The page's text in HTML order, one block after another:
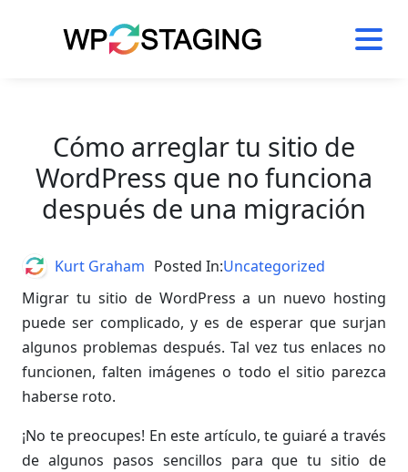
Cómo arreglar tu sitio de
WordPress que no funciona
después de una migración
Migrar tu sitio de WordPress a un nuevo hosting
puede ser complicado, y es de esperar que surjan
algunos problemas después. Tal vez tus enlaces no
funcionen, falten imágenes o todo el sitio parezca
haberse roto.
¡No te preocupes! En este artículo, te guiaré a través
de algunos pasos sencillos para que tu sitio de
AuthorKurt Graham Posted In:Uncategorized